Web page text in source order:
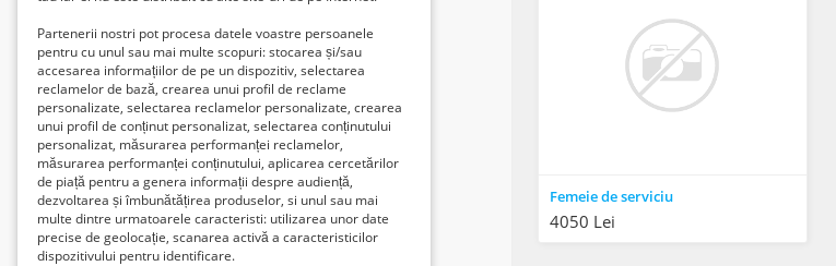
Femeie de serviciu
4050 Lei
Partenerii nostri pot procesa datele voastre persoanele
pentru cu unul sau mai multe scopuri: stocarea și/sau
accesarea informațiilor de pe un dispozitiv, selectarea
reclamelor de bază, crearea unui profil de reclame
personalizate, selectarea reclamelor personalizate, crearea
unui profil de conținut personalizat, selectarea conținutului
personalizat, măsurarea performanței reclamelor,
măsurarea performanței conținutului, aplicarea cercetărilor
de piață pentru a genera informații despre audiență,
dezvoltarea și îmbunătățirea produselor, si unul sau mai
multe dintre urmatoarele caracteristi: utilizarea unor date
precise de geolocație, scanarea activă a caracteristicilor
dispozitivului pentru identificare.